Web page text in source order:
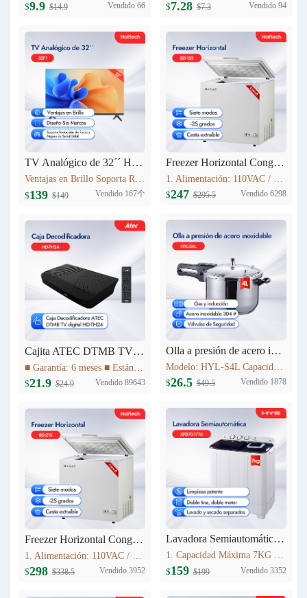
$9.9 $14.9 Vendido 66
TV Analógico de 32´´ Haitech-32F1
$139 $149 Vendido 167个
Cajita ATEC DTMB TV digital HD-TH24
$21.9 $24.9 Vendido 89643
Freezer Horizontal Congelador Nevera 7.6cu.ft (215L) BD-215C
$298 $338.5 Vendido 3952
$7.28 $7.3 Vendido 94
Freezer Horizontal Congelador Nevera 5.6cu.ft (155L) BD-155
$247 $295.5 Vendido 6298
Olla a presión de acero inoxidable 4L Haitech HYL-S4L
Modelo: HYL-S4L Capacidad: 4L Diámetro del producto (milímetro): 20cm Altura del producto (milímetro): 137mm Materiales: acero inoxidable 304 # Utilizables tanto para Cocinas a Gas como para Cocinas de Inducción
$26.5 $49.5 Vendido 1878
Lavadora Semiautomática 7KG XPB70-1776
1. Capacidad Máxima 7KG 2. Panel de control 3. Lavado y centrifugadopor separado 4. Peso neto: 16.5kg 5. Dimensiones del producto:723mm*406mm*819mm
$159 $199 Vendido 3352